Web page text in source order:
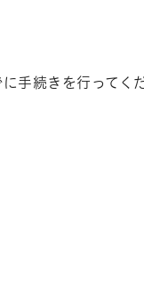
手続きを行ってく